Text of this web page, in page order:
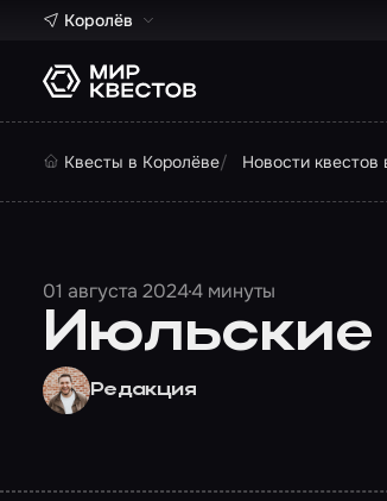
Королёв
Квесты в Королёве Новости квестов
01 августа 20244 минуты
Июльские
Редакция